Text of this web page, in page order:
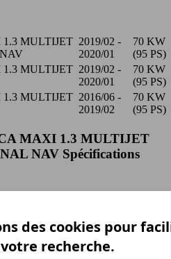
MULTIJET 2019/02 -
2020/01
70 KW
(95 PS)
MULTIJET 2019/02 -
2020/01
70 KW
(95 PS)
MULTIJET 2016/06 -
2019/02
70 KW
(95 PS)
MAXI 1.3 MULTIJET
NAV Spécifications
des cookies pour
votre recherche.